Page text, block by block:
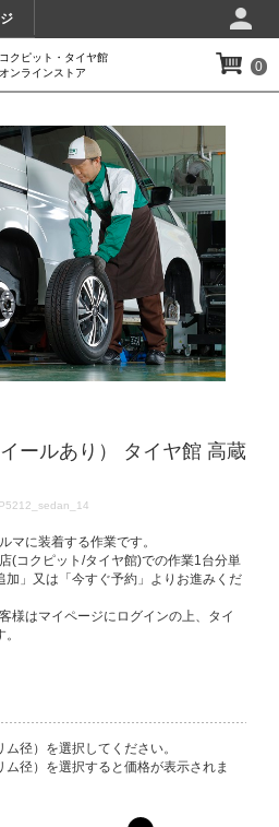
コクピット・タイヤ館
オンラインストア
0
ールあり） タイヤ館 高蔵
マに装着する作業です。
(コクピット/タイヤ館)での作業1台分単
加」又は「今すぐ予約」よりお進みくだ
様はマイページにログインの上、タイ
径）を選択してください。
径）を選択すると価格が表示されま